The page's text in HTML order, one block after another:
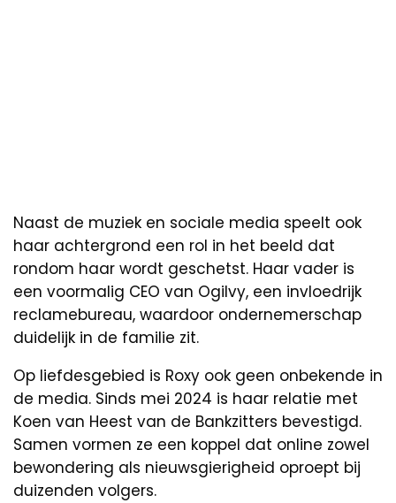
Naast de muziek en sociale media speelt ook
haar achtergrond een rol in het beeld dat
rondom haar wordt geschetst. Haar vader is
een voormalig CEO van Ogilvy, een invloedrijk
reclamebureau, waardoor ondernemerschap
duidelijk in de familie zit.
Op liefdesgebied is Roxy ook geen onbekende in
de media. Sinds mei 2024 is haar relatie met
Koen van Heest van de Bankzitters bevestigd.
Samen vormen ze een koppel dat online zowel
bewondering als nieuwsgierigheid oproept bij
duizenden volgers.